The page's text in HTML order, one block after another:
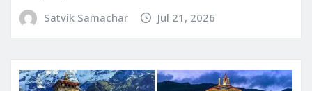
Satvik Samachar Jul 21, 2026